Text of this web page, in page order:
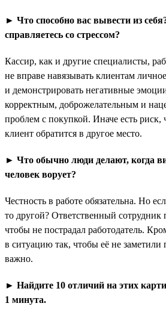
► Что способно вас вывести из
справляетесь со стрессом?
Кассир, как и другие специалисты,
не вправе навязывать клиентам
и демонстрировать негативные
корректным, доброжелательным и
проблем с покупкой. Иначе есть
клиент обратится в другое место.
► Что обычно люди делают, когда
человек ворует?
Честность в работе обязательна. Но
то другой? Ответственный сотрудник
чтобы не пострадал работодатель.
в ситуацию так, чтобы её не
важно.
► Найдите 10 отличий на этих
1 минута.